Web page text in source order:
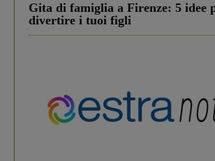
Gita di famiglia a Firenze: 5 idee
divertire i tuoi figli